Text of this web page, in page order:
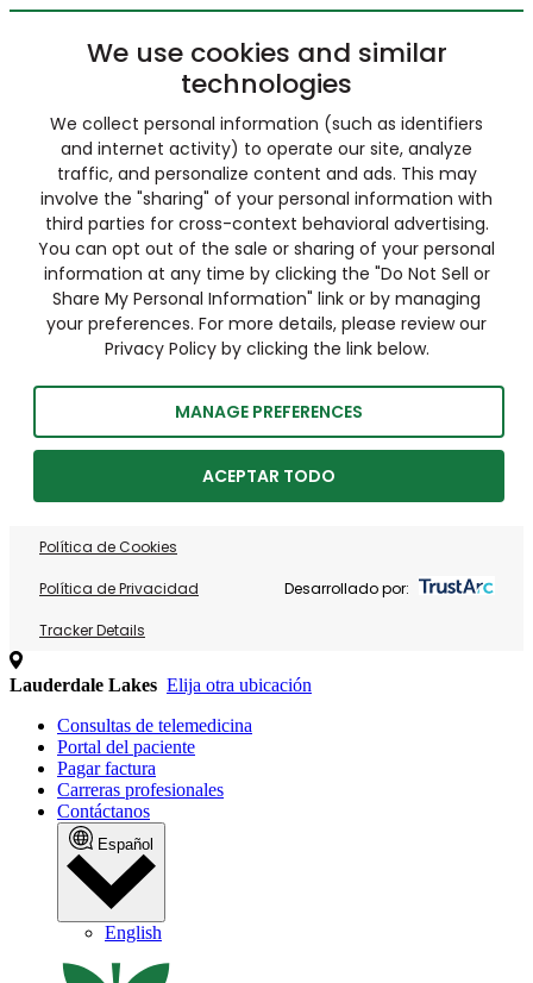
We use cookies and similar
technologies
We collect personal information (such as identifiers
and internet activity) to operate our site, analyze
traffic, and personalize content and ads. This may
involve the "sharing" of your personal information with
third parties for cross-context behavioral advertising.
You can opt out of the sale or sharing of your personal
information at any time by clicking the "Do Not Sell or
Share My Personal Information" link or by managing
your preferences. For more details, please review our
Privacy Policy by clicking the link below.
MANAGE PREFERENCES
ACEPTAR TODO
Política de Cookies
Política de Privacidad
Tracker Details
Desarrollado por:
Lauderdale Lakes Elija otra ubicación
Consultas de telemedicina
Portal del paciente
Pagar factura
Carreras profesionales
Contáctanos
Español
English